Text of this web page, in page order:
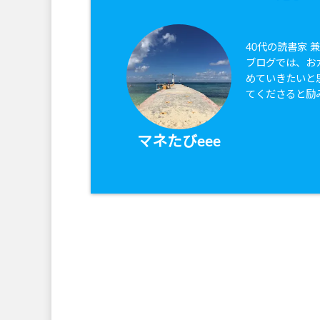
マネたびeee
40代の読書家
ブログでは、お
めていきたいと
てくださると励